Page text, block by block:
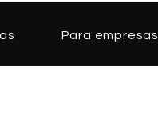
Para empresas